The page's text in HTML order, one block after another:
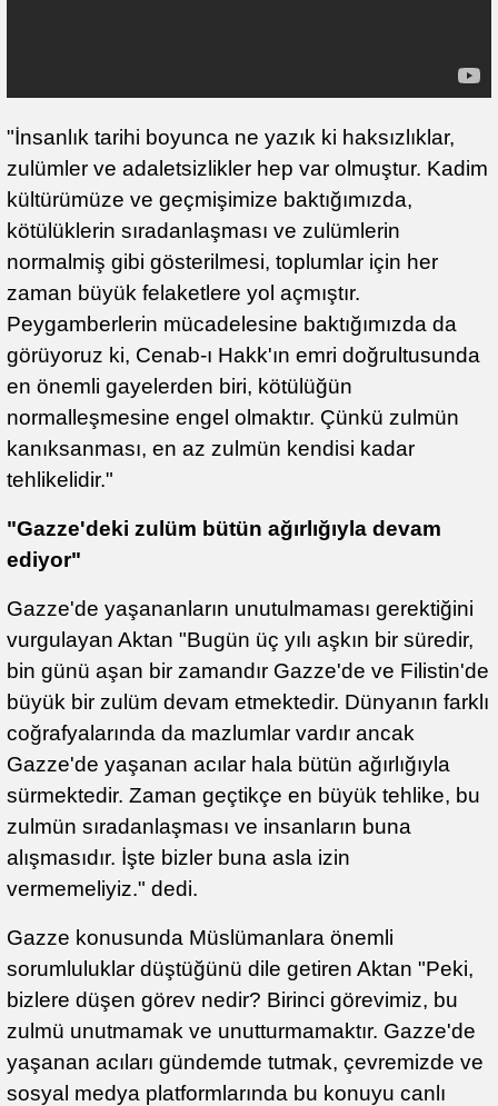
"İnsanlık tarihi boyunca ne yazık ki haksızlıklar,
zulümler ve adaletsizlikler hep var olmuştur. Kadim
kültürümüze ve geçmişimize baktığımızda,
kötülüklerin sıradanlaşması ve zulümlerin
normalmiş gibi gösterilmesi, toplumlar için her
zaman büyük felaketlere yol açmıştır.
Peygamberlerin mücadelesine baktığımızda da
görüyoruz ki, Cenab-ı Hakk'ın emri doğrultusunda
en önemli gayelerden biri, kötülüğün
normalleşmesine engel olmaktır. Çünkü zulmün
kanıksanması, en az zulmün kendisi kadar
tehlikelidir."
"Gazze'deki zulüm bütün ağırlığıyla devam
ediyor"
Gazze'de yaşananların unutulmaması gerektiğini
vurgulayan Aktan "Bugün üç yılı aşkın bir süredir,
bin günü aşan bir zamandır Gazze'de ve Filistin'de
büyük bir zulüm devam etmektedir. Dünyanın farklı
coğrafyalarında da mazlumlar vardır ancak
Gazze'de yaşanan acılar hala bütün ağırlığıyla
sürmektedir. Zaman geçtikçe en büyük tehlike, bu
zulmün sıradanlaşması ve insanların buna
alışmasıdır. İşte bizler buna asla izin
vermemeliyiz." dedi.
Gazze konusunda Müslümanlara önemli
sorumluluklar düştüğünü dile getiren Aktan "Peki,
bizlere düşen görev nedir? Birinci görevimiz, bu
zulmü unutmamak ve unutturmamaktır. Gazze'de
yaşanan acıları gündemde tutmak, çevremizde ve
sosyal medya platformlarında bu konuyu canlı